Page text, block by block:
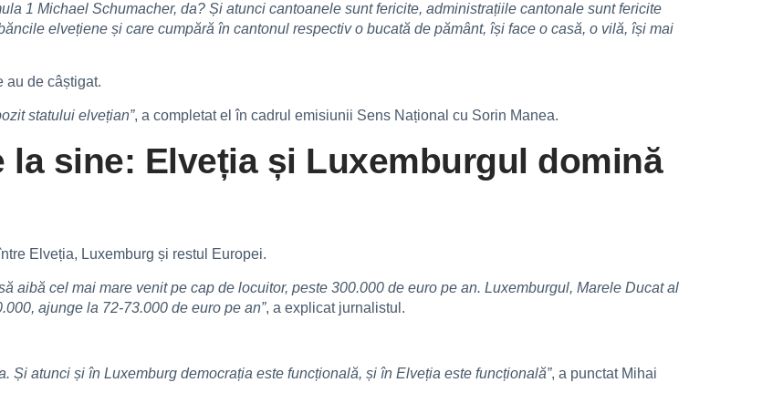
1 Michael Schumacher, da? Și atunci cantoanele sunt fericite, administrațiile cantonale sunt fericite
elvețiene și care cumpără în cantonul respectiv o bucată de pământ, își face o casă, o vilă, își mai
au de câștigat.
statului elvețian”, a completat el în cadrul emisiunii Sens Național cu Sorin Manea.
la sine: Elveția și Luxemburgul domină
Elveția, Luxemburg și restul Europei.
aibă cel mai mare venit pe cap de locuitor, peste 300.000 de euro pe an. Luxemburgul, Marele Ducat al
ajunge la 72-73.000 de euro pe an”, a explicat jurnalistul.
Și atunci și în Luxemburg democrația este funcțională, și în Elveția este funcțională”, a punctat Mihai